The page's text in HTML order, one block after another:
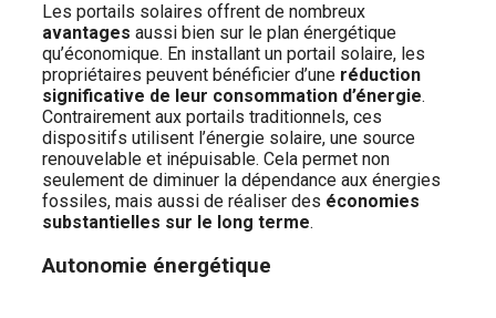
Les portails solaires offrent de nombreux
avantages aussi bien sur le plan énergétique
qu’économique. En installant un portail solaire, les
propriétaires peuvent bénéficier d’une réduction
significative de leur consommation d’énergie.
Contrairement aux portails traditionnels, ces
dispositifs utilisent l’énergie solaire, une source
renouvelable et inépuisable. Cela permet non
seulement de diminuer la dépendance aux énergies
fossiles, mais aussi de réaliser des économies
substantielles sur le long terme.
Autonomie énergétique